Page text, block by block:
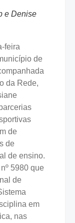
e Denise
feira
de
da Rede,
de
de
de ensino.
5980 que
de
em
nas